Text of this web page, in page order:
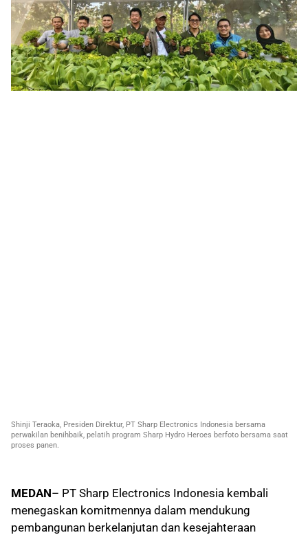
Shinji Teraoka, Presiden Direktur, PT Sharp Electronics Indonesia bersama
perwakilan benihbaik, pelatih program Sharp Hydro Heroes berfoto bersama saat
proses panen.
MEDAN– PT Sharp Electronics Indonesia kembali
menegaskan komitmennya dalam mendukung
pembangunan berkelanjutan dan kesejahteraan